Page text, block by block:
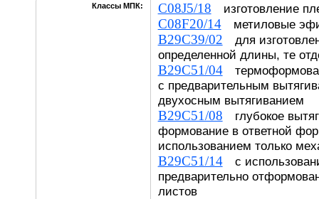
Классы МПК: C08J5/18 изготовление
C08F20/14метиловые
B29C39/02 для
определенной длины, те
B29C51/04
с предварительным
двухосным вытягиванием
B29C51/08 глубокое
формование в ответной
использованием только
B29C51/14с
предварительно
листов